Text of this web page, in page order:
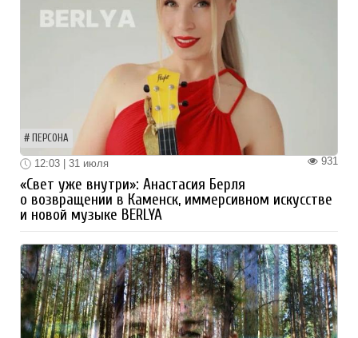
ПЕРСОНА
931
12:03 | 31 июля
«Свет уже внутри»: Анастасия Берля
о возвращении в Каменск, иммерсивном искусстве
и новой музыке BERLYA